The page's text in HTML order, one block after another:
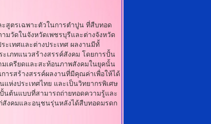
ตรเฉพาะตัวในการตําปูน ที่สืบทอด
วัดในจังหวัดเพชรบุรีและต่างจังหวัด
ะเทศและต่างประเทศ ผลงานมีทั้
เภทแนวสร้างสรรค์สังคม โดยการปั้น
มเครียดและสะท้อนภาพสังคมในยุคนั้น
ารสร้างสรรค์ผลงานที่มีคุณค่าเพื่อให้ได้
ห่งประเทศไทย และเป็นวิทยากรพิเศษ
นต้นแบบที่สามารถถ่ายทอดความรู้และ
งคมและอนุชนรุ่นหลังได้สืบทอดมรดก